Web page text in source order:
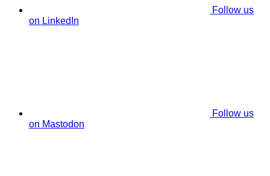
Follow us
on LinkedIn
Follow us
on Mastodon